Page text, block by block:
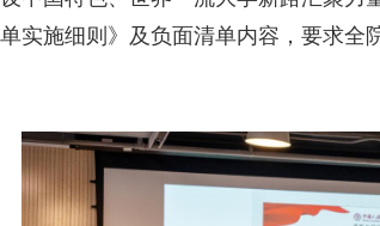
实施细则》
及负面清单内容，要求全